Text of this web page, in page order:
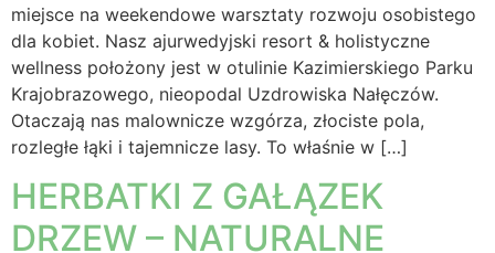
miejsce na weekendowe warsztaty rozwoju osobistego
dla kobiet. Nasz ajurwedyjski resort & holistyczne
wellness położony jest w otulinie Kazimierskiego Parku
Krajobrazowego, nieopodal Uzdrowiska Nałęczów.
Otaczają nas malownicze wzgórza, złociste pola,
rozległe łąki i tajemnicze lasy. To właśnie w […]
HERBATKI Z GAŁĄZEK
DRZEW – NATURALNE